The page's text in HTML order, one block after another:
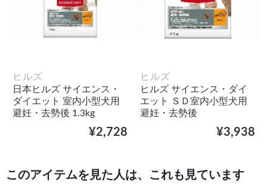
ヒルズ
日本ヒルズ サイエンス・
ダイエット 室内小型犬用
避妊・去勢後 1.3kg
¥2,728
ヒルズ
ヒルズ サイエンス・ダイ
エット ＳＤ室内小型犬用
避妊・去勢後
¥3,938
このアイテムを見た人は、これも見ています